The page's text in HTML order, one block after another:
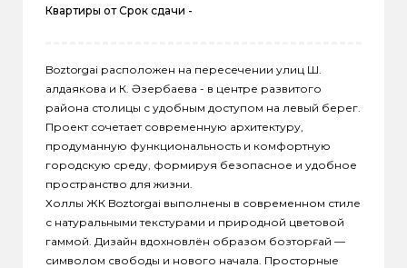
Квартиры отСрок сдачи -
Boztorgai расположен на пересечении улиц Ш.
Қалдаякова и К. Әзербаева - в центре развитого
района столицы с удобным доступом на левый берег.
Проект сочетает современную архитектуру,
продуманную функциональность и комфортную
городскую среду, формируя безопасное и удобное
пространство для жизни.
Холлы ЖК Boztorgai выполнены в современном стиле
с натуральными текстурами и природной цветовой
гаммой. Дизайн вдохновлён образом бозторғай —
символом свободы и нового начала. Просторные